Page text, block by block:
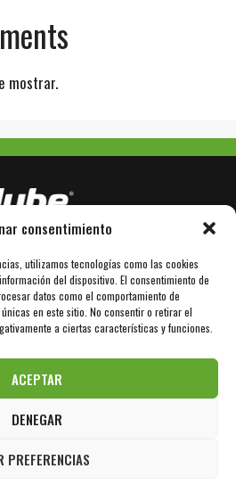
consentimiento
utilizamos tecnologías como las cookies
del dispositivo. El consentimiento de
datos como el comportamiento de
en este sitio. No consentir o retirar el
a ciertas características y funciones.
ACEPTAR
DENEGAR
PREFERENCIAS
mostrar.
E-08850 Gavà / Barcelona
www.dilube.com
Privacidad